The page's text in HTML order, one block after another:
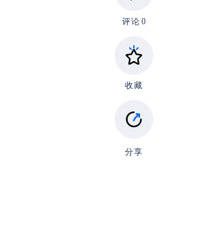
评论 0
收藏
分享